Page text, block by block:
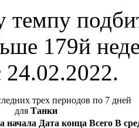
179й
24.02.2022.
трех периодов по 7 дней
для Танки
начала Дата конца Всего В